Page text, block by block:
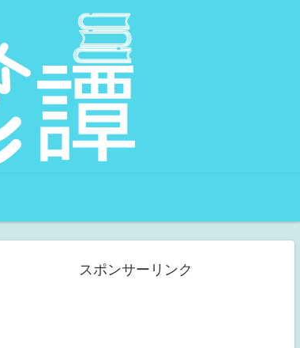
スポンサーリンク